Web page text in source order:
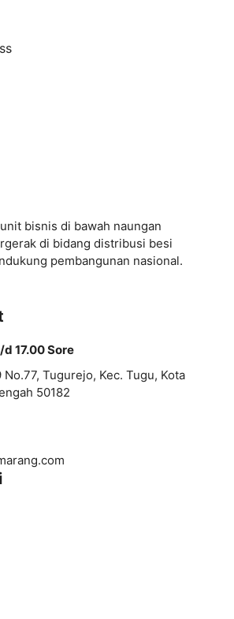
bisnis di bawah naungan
di bidang distribusi besi
pembangunan nasional.
17.00 Sore
Tugurejo, Kec. Tugu, Kota
50182